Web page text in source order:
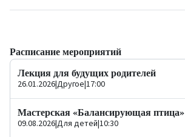
Расписание мероприятий
Лекция для будущих родителей
26.01.2026|Другое|17:00
Мастерская «Балансирующая птица»
09.08.2026|Для детей|10:30